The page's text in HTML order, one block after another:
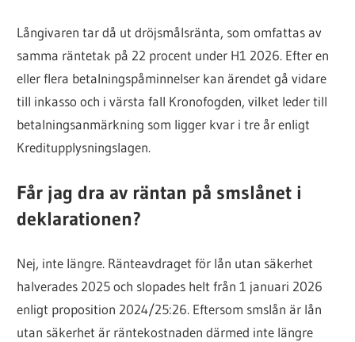
Långivaren tar då ut dröjsmålsränta, som omfattas av
samma räntetak på 22 procent under H1 2026. Efter en
eller flera betalningspåminnelser kan ärendet gå vidare
till inkasso och i värsta fall Kronofogden, vilket leder till
betalningsanmärkning som ligger kvar i tre år enligt
Kreditupplysningslagen.
Får jag dra av räntan på smslånet i
deklarationen?
Nej, inte längre. Ränteavdraget för lån utan säkerhet
halverades 2025 och slopades helt från 1 januari 2026
enligt proposition 2024/25:26. Eftersom smslån är lån
utan säkerhet är räntekostnaden därmed inte längre